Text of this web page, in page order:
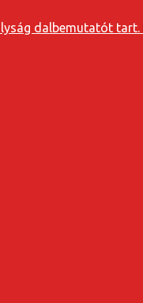
dalbemutatót tart.